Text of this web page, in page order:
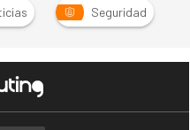
Seguridad